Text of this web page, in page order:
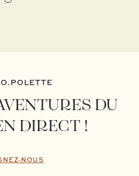
DU
DIRECT !
NOUS